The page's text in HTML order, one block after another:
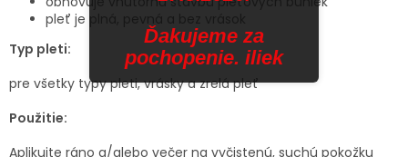
pleť je plná, pevná a bez vrások
Typ pleti:
pre všetky typy pleti, vrásky a zrelá pleť
Použitie:
Aplikujte ráno a/alebo večer na vyčistenú, suchú pokožku
Ďakujeme za
pochopenie. iliek